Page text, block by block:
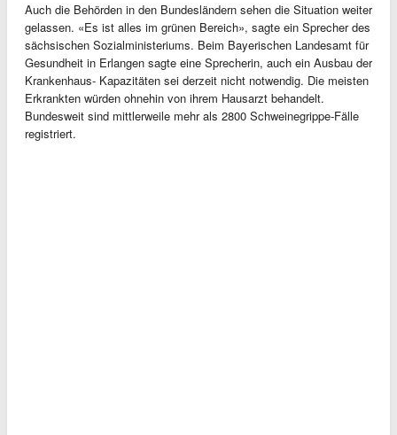
Auch die Behörden in den Bundesländern sehen die Situation weiter
gelassen. «Es ist alles im grünen Bereich», sagte ein Sprecher des
sächsischen Sozialministeriums. Beim Bayerischen Landesamt für
Gesundheit in Erlangen sagte eine Sprecherin, auch ein Ausbau der
Krankenhaus- Kapazitäten sei derzeit nicht notwendig. Die meisten
Erkrankten würden ohnehin von ihrem Hausarzt behandelt.
Bundesweit sind mittlerweile mehr als 2800 Schweinegrippe-Fälle
registriert.